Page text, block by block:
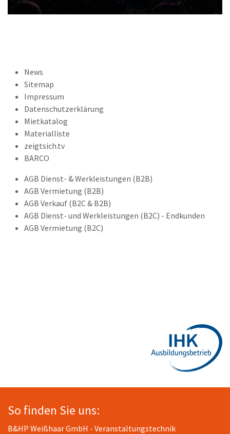
News
Sitemap
Impressum
Datenschutzerklärung
Mietkatalog
Materialliste
zeigtsich.tv
BARCO
AGB Dienst- & Werkleistungen (B2B)
AGB Vermietung (B2B)
AGB Verkauf (B2C & B2B)
AGB Dienst- und Werkleistungen (B2C) - Endkunden
AGB Vermietung (B2C)
So finden Sie uns:
B&HP Weißhaar GmbH - Veranstaltungstechnik